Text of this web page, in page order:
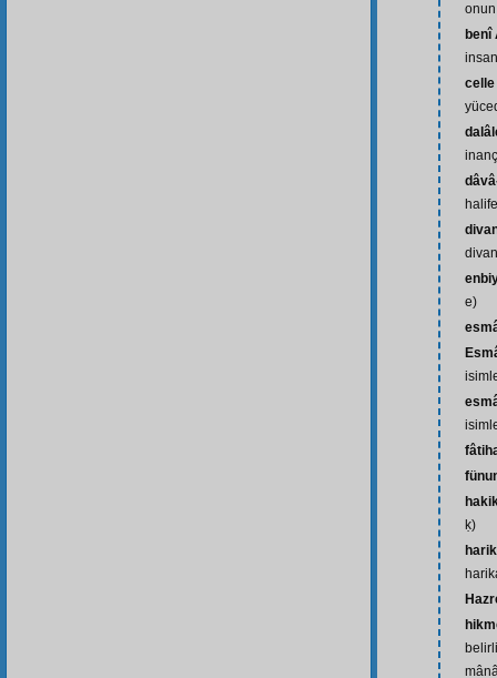
benî
celle
e)
ḳ)